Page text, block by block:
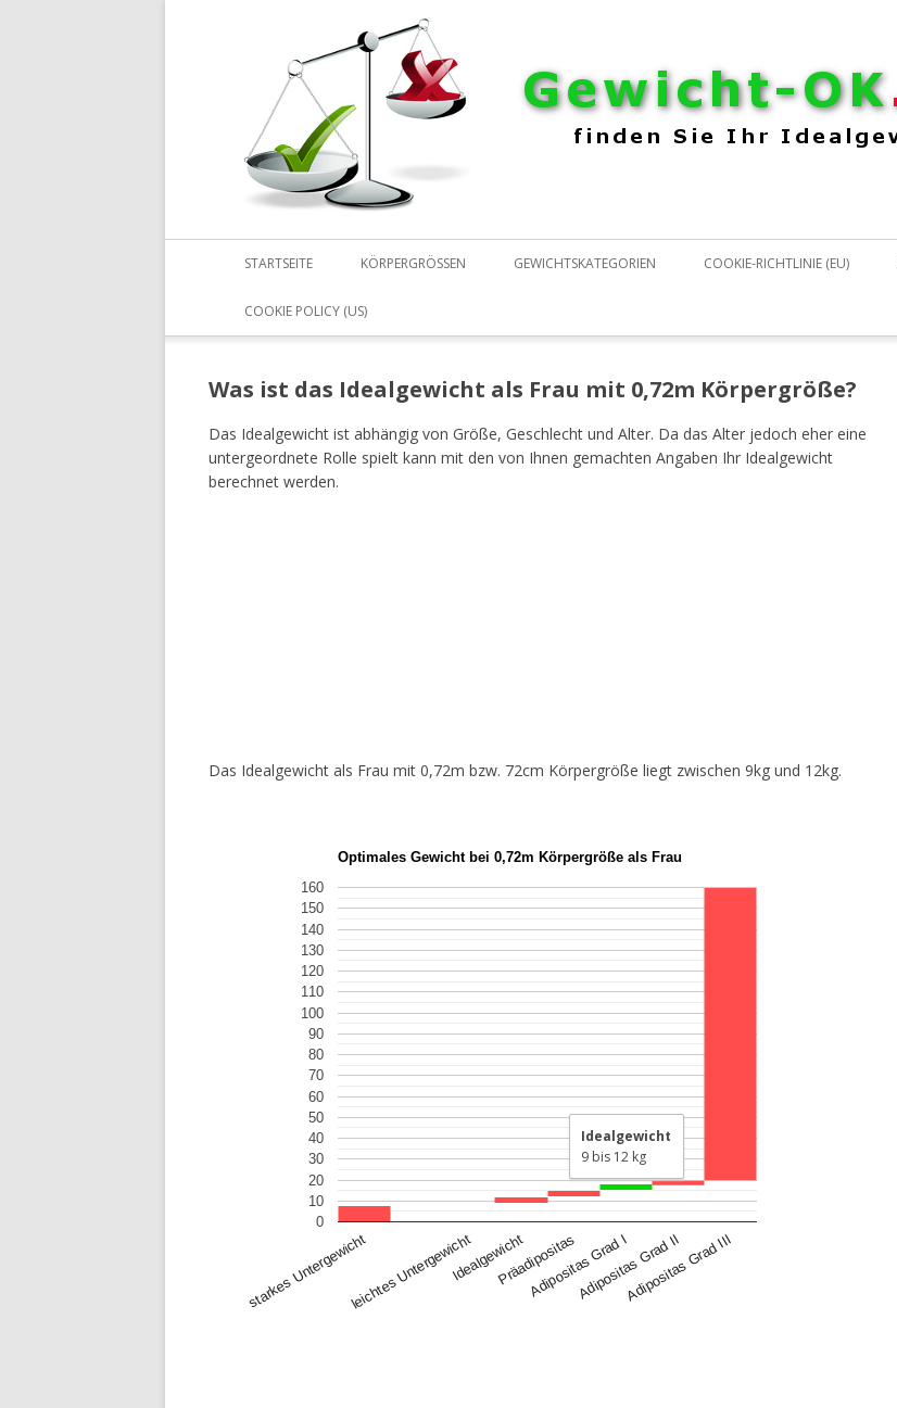
Zum Inhalt springen
STARTSEITE KÖRPERGRÖSSEN GEWICHTSKATEGORIEN COOKIE-RICHTLINIE (EU)
COOKIE POLICY (US)
Was ist das Idealgewicht als Frau mit 0,72m Körpergröße?
Das Idealgewicht ist abhängig von Größe, Geschlecht und Alter. Da das Alter jedoch eher eine
untergeordnete Rolle spielt kann mit den von Ihnen gemachten Angaben Ihr Idealgewicht
berechnet werden.
Das Idealgewicht als Frau mit 0,72m bzw. 72cm Körpergröße liegt zwischen 9kg und 12kg.
Optimales Gewicht bei 0,72m Körpergröße als Frau
starkes Untergewichtleichtes UntergewichtIdealgewichtPräadipositas
Adipositas Grad I
Adipositas Grad II
Adipositas Grad III
0
10
20
30
40
50
60
70
80
90
100
110
120
130
140
150
160
Idealgewicht
9 bis 12 kg